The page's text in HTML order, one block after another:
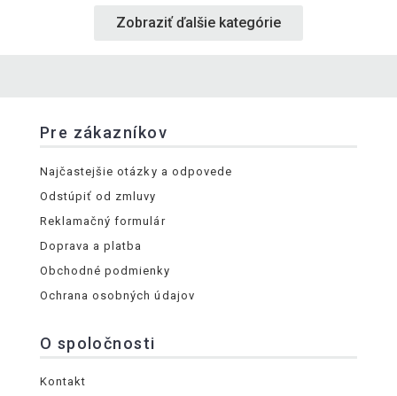
Zobraziť ďalšie kategórie
Pre zákazníkov
Najčastejšie otázky a odpovede
Odstúpiť od zmluvy
Reklamačný formulár
Doprava a platba
Obchodné podmienky
Ochrana osobných údajov
O spoločnosti
Kontakt